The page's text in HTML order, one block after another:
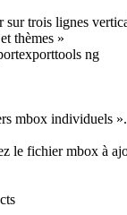
mbox individuels ».